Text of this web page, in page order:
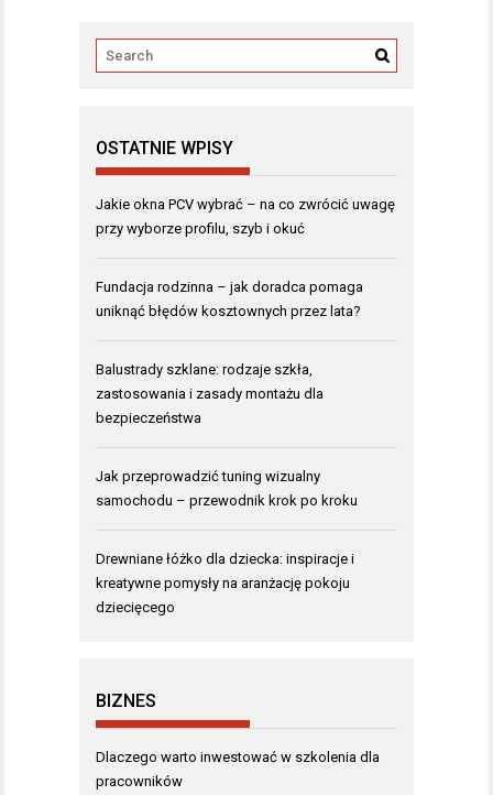
OSTATNIE WPISY
Jakie okna PCV wybrać – na co zwrócić uwagę
przy wyborze profilu, szyb i okuć
Fundacja rodzinna – jak doradca pomaga
uniknąć błędów kosztownych przez lata?
Balustrady szklane: rodzaje szkła,
zastosowania i zasady montażu dla
bezpieczeństwa
Jak przeprowadzić tuning wizualny
samochodu – przewodnik krok po kroku
Drewniane łóżko dla dziecka: inspiracje i
kreatywne pomysły na aranżację pokoju
dziecięcego
BIZNES
Dlaczego warto inwestować w szkolenia dla
pracowników